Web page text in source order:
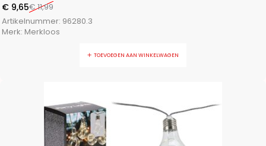
€11,99
€ 9,65
Artikelnummer: 96280.3
Merk: Merkloos
TOEVOEGEN AAN WINKELWAGEN